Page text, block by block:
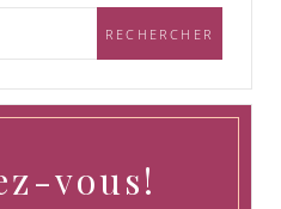
vous!